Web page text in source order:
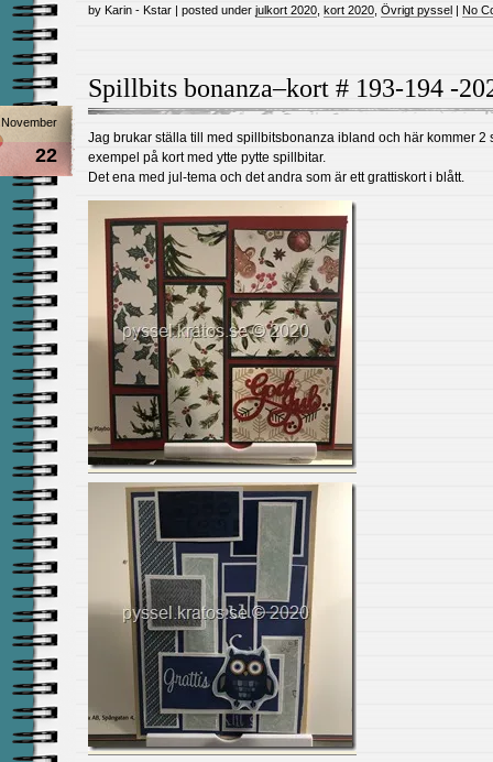
by Karin - Kstar | posted under julkort 2020 kort 2020 Övrigt pyssel | No
Spillbits bonanza–kort # 193-194 -
November
22
Jag brukar ställa till med spillbitsbonanza ibland och här kommer 2
exempel på kort med ytte pytte spillbitar.
Det ena med jul-tema och det andra som är ett grattiskort i blått.